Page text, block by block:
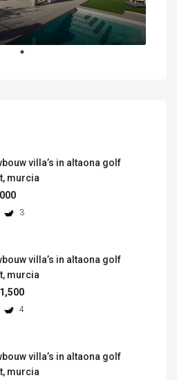
villa’s in altaona golf
murcia
3
villa’s in altaona golf
murcia
4
villa’s in altaona golf
murcia